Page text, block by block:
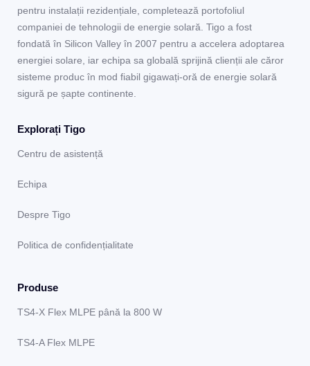
pentru instalații rezidențiale, completează portofoliul
companiei de tehnologii de energie solară. Tigo a fost
fondată în Silicon Valley în 2007 pentru a accelera adoptarea
energiei solare, iar echipa sa globală sprijină clienții ale căror
sisteme produc în mod fiabil gigawați-oră de energie solară
sigură pe șapte continente.
Explorați Tigo
Centru de asistență
Echipa
Despre Tigo
Politica de confidențialitate
Produse
TS4-X Flex MLPE până la 800 W
TS4-A Flex MLPE